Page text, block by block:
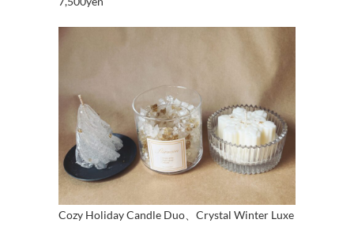
Cozy Holiday Candle Duo、Crystal Winter Luxe